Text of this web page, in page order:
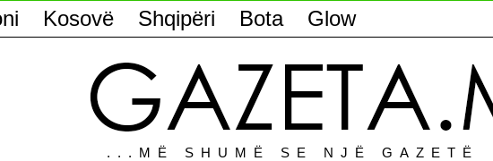
Kosovë Shqipëri Bota Glow
...MË SHUMË SE NJË GAZETË